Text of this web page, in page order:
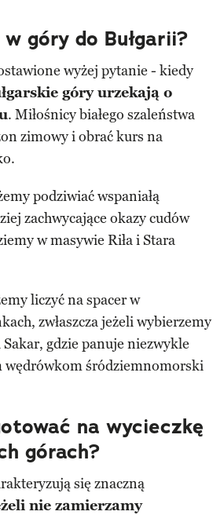
góry do Bułgarii?
wyżej pytanie - kiedy
góry urzekają o
. Miłośnicy białego szaleństwa
zimowy i obrać kurs na
podziwiać wspaniałą
zachwycające okazy cudów
w masywie Riła i Stara
liczyć na spacer w
zwłaszcza jeżeli wybierzemy
gdzie panuje niezwykle
wędrówkom śródziemnomorski
na wycieczkę
górach?
się znaczną
nie zamierzamy